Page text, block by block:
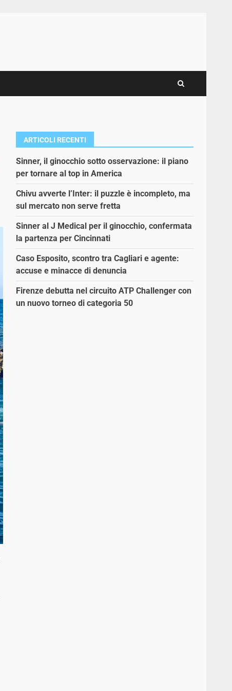
ARTICOLI RECENTI
Sinner, il ginocchio sotto osservazione: il piano
per tornare al top in America
Chivu avverte l’Inter: il puzzle è incompleto, ma
sul mercato non serve fretta
Sinner al J Medical per il ginocchio, confermata
la partenza per Cincinnati
Caso Esposito, scontro tra Cagliari e agente:
accuse e minacce di denuncia
Firenze debutta nel circuito ATP Challenger con
un nuovo torneo di categoria 50